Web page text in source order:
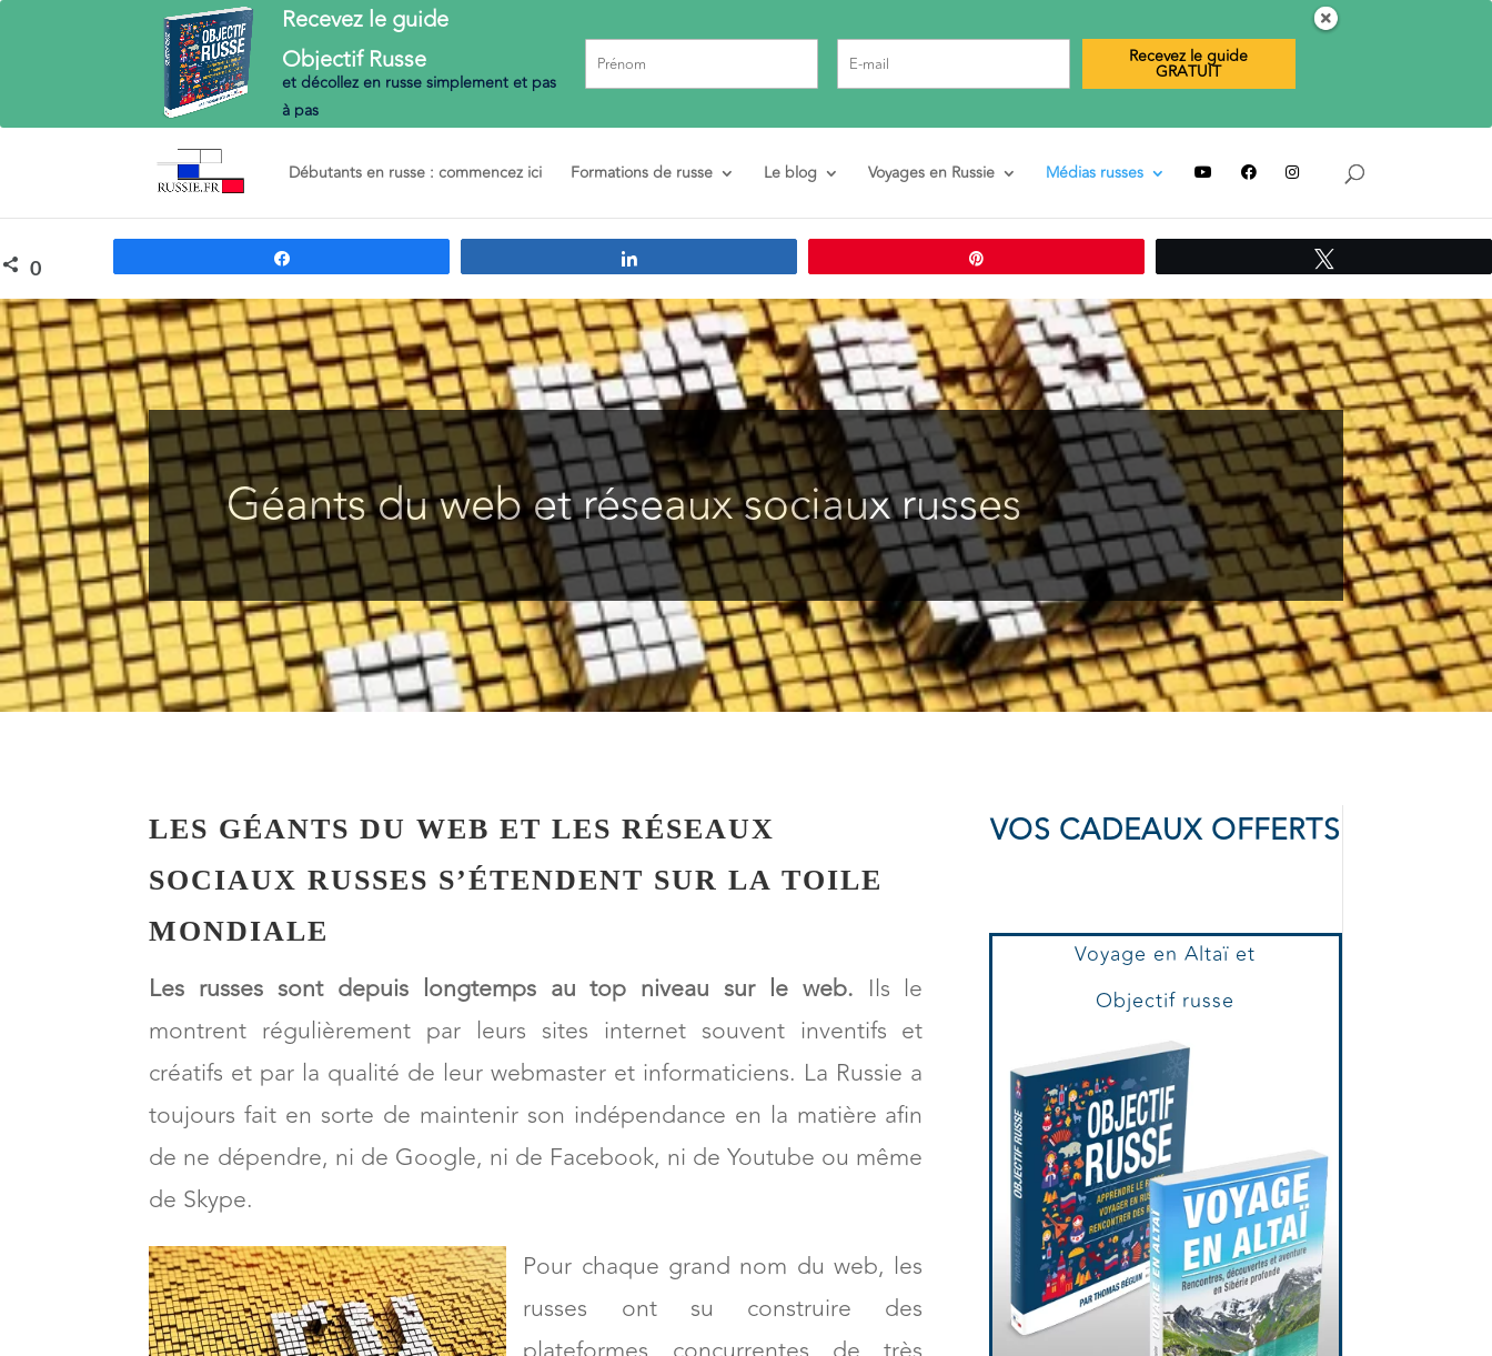
Débutants en russe : commencez ici Formations de russe Le blog Voyages en Russie Médias russes
0
PARTAGES
Géants du web et réseaux sociaux russes
LES GÉANTS DU WEB ET LES RÉSEAUX
SOCIAUX RUSSES S’ÉTENDENT SUR LA TOILE
MONDIALE
Les russes sont depuis longtemps au top niveau sur le web. Ils le
montrent régulièrement par leurs sites internet souvent inventifs et
créatifs et par la qualité de leur webmaster et informaticiens. La Russie a
toujours fait en sorte de maintenir son indépendance en la matière afin
de ne dépendre, ni de Google, ni de Facebook, ni de Youtube ou même
de Skype.
Pour chaque grand nom du web, les
russes ont su construire des
VOS CADEAUX OFFERTS
Voyage en Altaï et
Objectif russe
Recevez le guide
ObjectifRusse
et décollez en russesimplement et pas
à pas
Recevez le guide
GRATUIT